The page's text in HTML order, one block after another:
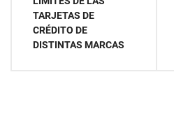
TARJETAS DE
CRÉDITO DE
DISTINTAS MARCAS